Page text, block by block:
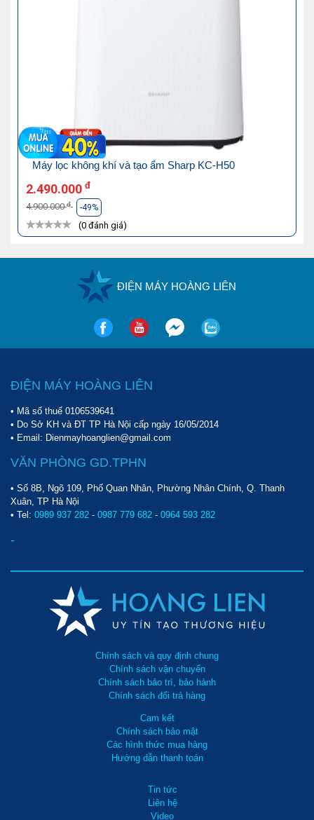
Máy lọc không khí và tạo ẩm Sharp KC-H50
2.490.000 đ
4.900.000đ -49%
(0 đánh giá)
ĐIỆN MÁY HOÀNG LIÊN
ĐIỆN MÁY HOÀNG LIÊN
• Mã số thuế 0106539641
• Do Sở KH và ĐT TP Hà Nội cấp ngày 16/05/2014
• Email: Dienmayhoanglien@gmail.com
VĂN PHÒNG GD.TPHN
• Số 8B, Ngõ 109, Phố Quan Nhân, Phường Nhân Chính, Q. Thanh
Xuân, TP Hà Nội
• Tel: 0989 937 282 - 0987 779 682 - 0964 593 282
-
Chính sách và quy định chung
Chính sách vận chuyển
Chính sách bảo trì, bảo hành
Chính sách đổi trả hàng
Cam kết
Chính sách bảo mật
Các hình thức mua hàng
Hướng dẫn thanh toán
Tin tức
Liên hệ
Video